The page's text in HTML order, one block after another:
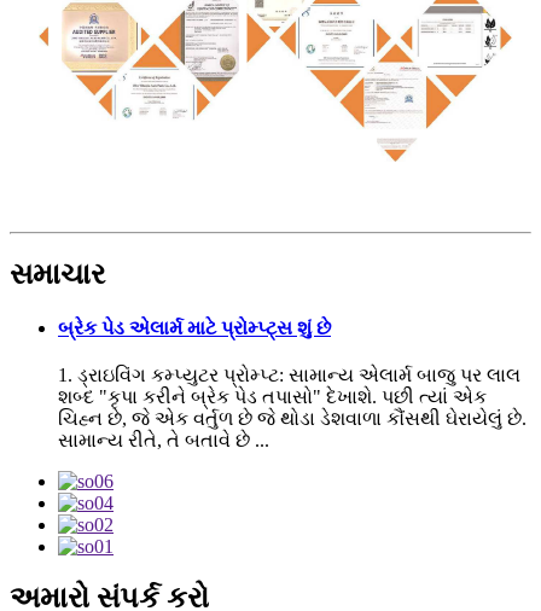
સમાચાર
બ્રેક પેડ એલાર્મ માટે પ્રોમ્પ્ટ્સ શું છે
1. ડ્રાઇવિંગ કમ્પ્યુટર પ્રોમ્પ્ટ: સામાન્ય એલાર્મ બાજુ પર લાલ
શબ્દ "કૃપા કરીને બ્રેક પેડ તપાસો" દેખાશે. પછી ત્યાં એક
ચિહ્ન છે, જે એક વર્તુળ છે જે થોડા ડેશવાળા કૌંસથી ઘેરાયેલું છે.
સામાન્ય રીતે, તે બતાવે છે ...
અમારો સંપર્ક કરો